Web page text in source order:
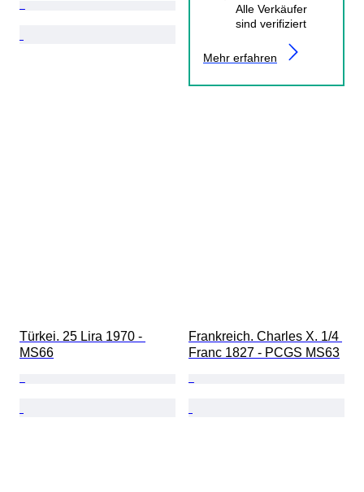
Alle Verkäufer
sind verifiziert
Mehr erfahren
Türkei. 25 Lira 1970 -
MS66
Frankreich. Charles X. 1/4
Franc 1827 - PCGS MS63